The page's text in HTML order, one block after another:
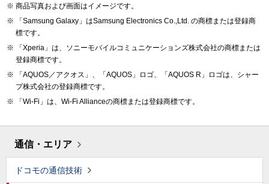
商品写真および画面はイメージです。
「Samsung Galaxy」はSamsung Electronics Co.,Ltd. の商標または登録商
標です。
「Xperia」は、ソニーモバイルコミュニケーションズ株式会社の商標または
登録商標です。
「AQUOS／アクオス」、「AQUOS」ロゴ、「AQUOS R」ロゴは、シャー
プ株式会社の登録商標です。
「Wi-Fi」は、Wi-Fi Allianceの商標または登録商標です。
通信・エリア
ドコモの通信技術